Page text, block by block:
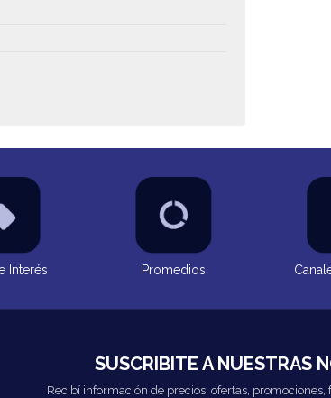
Interés Promedios
SUSCRIBITE A NUESTRAS
Recibí información de precios, ofertas, promociones,